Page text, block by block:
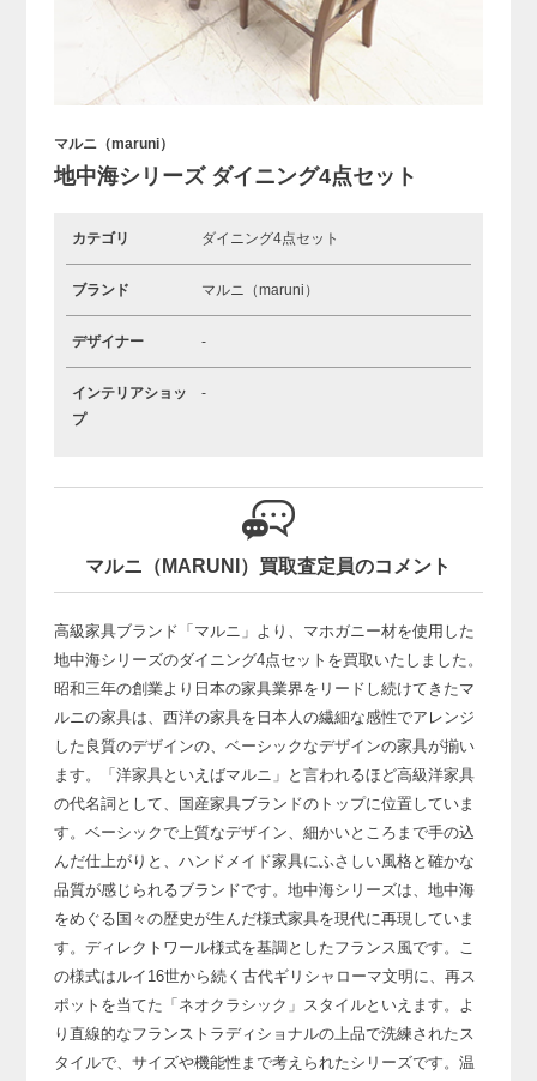
マルニ（maruni）
地中海シリーズ ダイニング4点セット
カテゴリ ダイニング4点セット
ブランド マルニ（maruni）
デザイナー -
インテリアショッ
プ
-
マルニ（MARUNI）買取査定員のコメント
高級家具ブランド「マルニ」より、 マホガニー材を使用した
地中海シリーズのダイニング4点セットを買取いたしました。
昭和三年の創業より日本の家具業界をリードし続けてきたマ
ルニの家具は、 西洋の家具を日本人の繊細な感性でアレンジ
した良質のデザインの、 ベーシックなデザインの家具が揃い
ます。
「洋家具といえばマルニ」と言われるほど高級洋家具
の代名詞として、
国産家具ブランドのトップに位置していま
す。 ベーシックで上質なデザイン、細かいところまで手の込
んだ仕上がりと、 ハンドメイド家具にふさしい風格と確かな
品質が感じられるブランドです。 地中海シリーズは、地中海
をめぐる国々の歴史が生んだ様式家具を現代に再現していま
す。 ディレクトワール様式を基調としたフランス風です。 こ
の様式はルイ16世から続く古代ギリシャローマ文明に、 再ス
ポットを当てた「ネオクラシック」スタイルといえます。 よ
り直線的なフランストラディショナルの上品で洗練されたス
タイルで、 サイズや機能性まで考えられたシリーズです。 温